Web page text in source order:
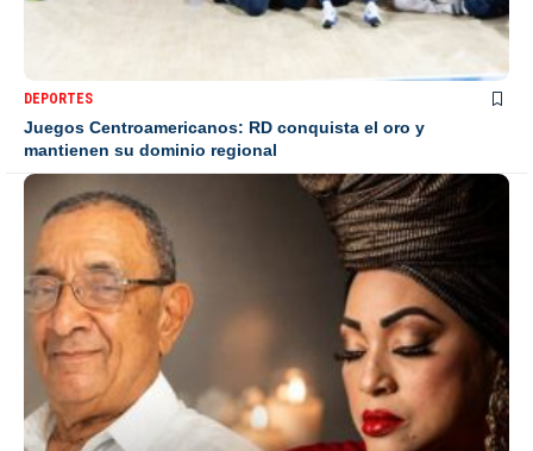
DEPORTES
Juegos Centroamericanos: RD conquista el oro y
mantienen su dominio regional